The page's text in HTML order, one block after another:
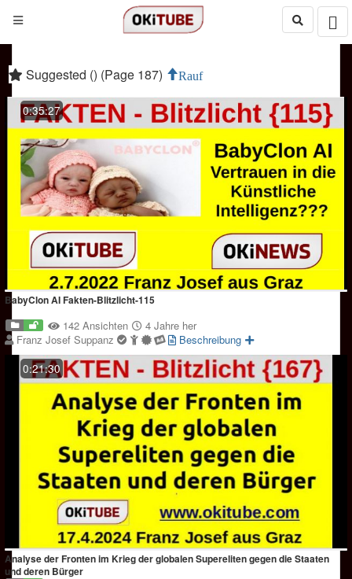
Suggested () (Page 187) Rauf
0:35:27
BabyClon AI Fakten-Blitzlicht-115
142 Ansichten
4 Jahre her
Franz Josef Suppanz
Beschreibung
0:21:30
Analyse der Fronten im Krieg der globalen Supereliten gegen die Staaten
und deren Bürger